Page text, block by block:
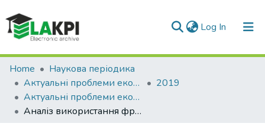
Log In (current)
Communities & Collections
All of DSpace
Statistics
Home
Наукова періодика
Актуальні проблеми економіки та управління
2019
Актуальні проблеми економіки та управління: збірник наукових праць молодих вчених, Вип. 13
Аналіз використання франчайзингу в Україні